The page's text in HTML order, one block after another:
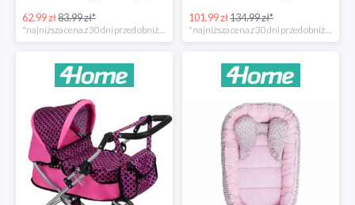
62.99 zł83.99 zł* 101.99 zł134.99 zł*